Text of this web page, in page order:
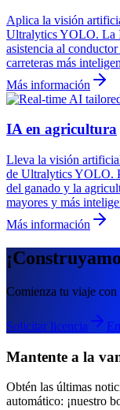
Aplica la visión
Ultralytics YOLO. La
asistencia al
carreteras más
Más información
IA en agricultura
Lleva la visión
de Ultralytics YOLO.
del ganado y la
mayores y más
Más información
Comienza tu viaje
Solicitar licencia
Mantente a la
Obtén las últimas
automático: ¡nuestro